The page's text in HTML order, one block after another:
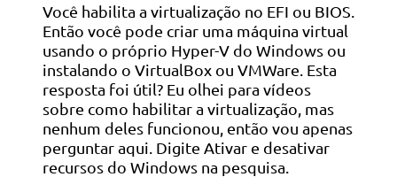
Você habilita a virtualização no EFI ou BIOS.
Então você pode criar uma máquina virtual
usando o próprio Hyper-V do Windows ou
instalando o VirtualBox ou VMWare. Esta
resposta foi útil? Eu olhei para vídeos
sobre como habilitar a virtualização, mas
nenhum deles funcionou, então vou apenas
perguntar aqui. Digite Ativar e desativar
recursos do Windows na pesquisa.